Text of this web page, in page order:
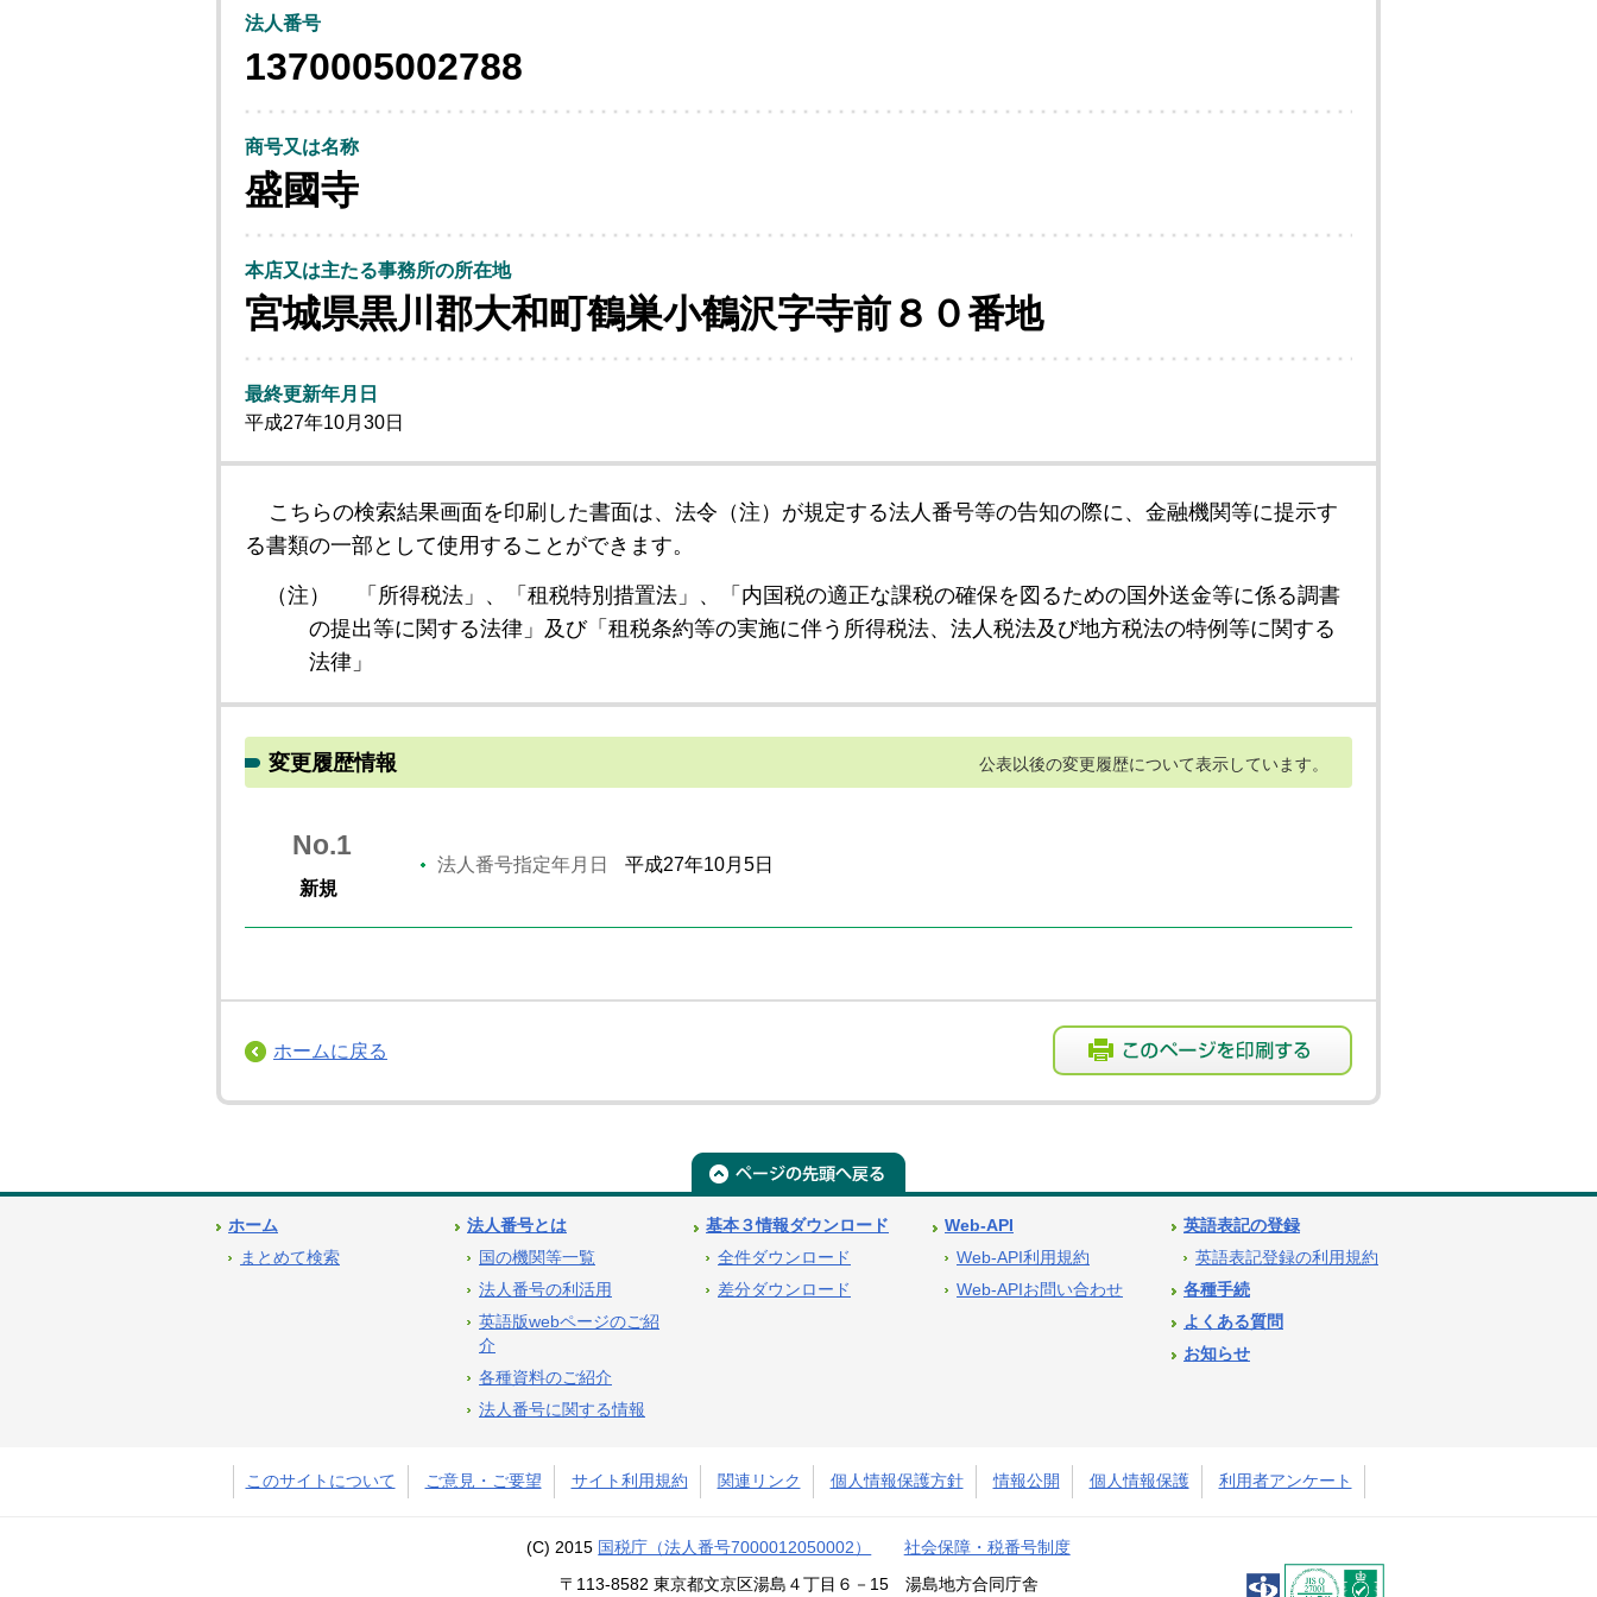
法人番号
1370005002788
商号又は名称
盛國寺
本店又は主たる事務所の所在地
宮城県黒川郡大和町鶴巣小鶴沢字寺前８０番地
最終更新年月日
平成27年10月30日
こちらの検索結果画面を印刷した書面は、法令（注）が規定する法人番号等の告知の際に、金融機関等に提示す
る書類の一部として使用することができます。
（注）
「所得税法」、「租税特別措置法」、「内国税の適正な課税の確保を図るための国外送金等に係る調書
の提出等に関する法律」及び「租税条約等の実施に伴う所得税法、法人税法及び地方税法の特例等に関する
法律」
変更履歴情報 公表以後の変更履歴について表示しています。
No.1
新規
法人番号指定年月日 平成27年10月5日
ホームに戻る
ホーム
まとめて検索
法人番号とは
国の機関等一覧
法人番号の利活用
英語版webページのご紹
介
各種資料のご紹介
法人番号に関する情報
基本３情報ダウンロード
全件ダウンロード
差分ダウンロード
Web-API
Web-API利用規約
Web-APIお問い合わせ
英語表記の登録
英語表記登録の利用規約
各種手続
よくある質問
お知らせ
このサイトについて ご意見・ご要望 サイト利用規約 関連リンク 個人情報保護方針 情報公開 個人情報保護 利用者アンケート
(C) 2015 国税庁（法人番号7000012050002） 社会保障・税番号制度
〒113-8582 東京都文京区湯島４丁目６－15 湯島地方合同庁舎